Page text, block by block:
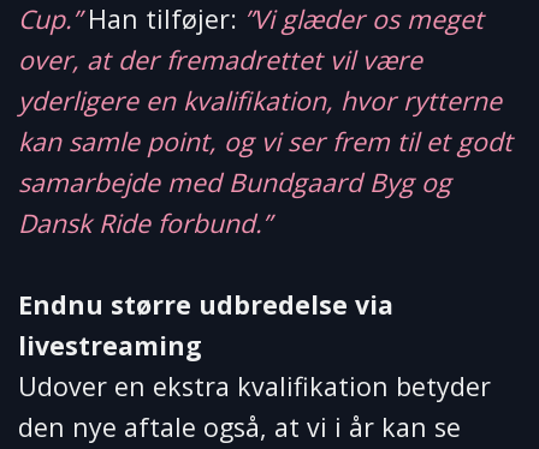
Cup.”Han tilføjer: ”Vi glæder os meget
over, at der fremadrettet vil være
yderligere en kvalifikation, hvor rytterne
kan samle point, og vi ser frem til et godt
samarbejde med Bundgaard Byg og
Dansk Ride forbund.”
Endnu større udbredelse via
livestreaming
Udover en ekstra kvalifikation betyder
den nye aftale også, at vi i år kan se